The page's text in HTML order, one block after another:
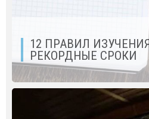
12 ПРАВИЛ
РЕКОРДНЫЕ СРОКИ